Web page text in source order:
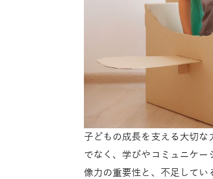
子どもの成長を支える大切
でなく、学びやコミュニケ
像力の重要性と、不足して